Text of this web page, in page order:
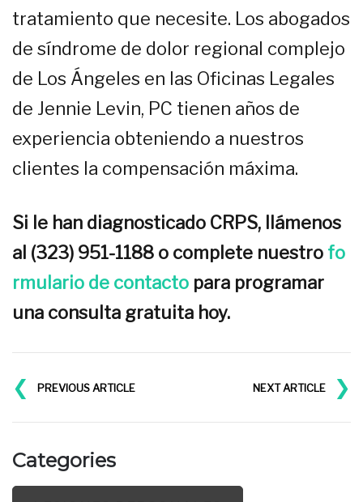
tratamiento que necesite. Los abogados
de síndrome de dolor regional complejo
de Los Ángeles en las Oficinas Legales
de Jennie Levin, PC tienen años de
experiencia obteniendo a nuestros
clientes la compensación máxima.
Si le han diagnosticado CRPS, llámenos
al (323) 951-1188 o complete nuestro fo
rmulario de contacto para programar
una consulta gratuita hoy.
PREVIOUS ARTICLE
❮ NEXT ARTICLE ❯
Categories